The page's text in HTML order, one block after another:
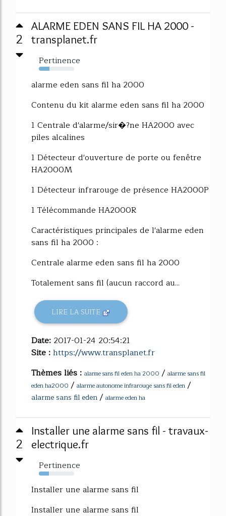
2
ALARME EDEN SANS FIL HA 2000 -
transplanet.fr
Pertinence
30%
alarme eden sans fil ha 2000
Contenu du kit alarme eden sans fil ha 2000
1 Centrale d'alarme/sir�?ne HA2000 avec
piles alcalines
1 Détecteur d'ouverture de porte ou fenêtre
HA2000M
1 Détecteur infrarouge de présence HA2000P
1 Télécommande HA2000R
Caractéristiques principales de l'alarme eden
sans fil ha 2000 :
Centrale alarme eden sans fil ha 2000
Totalement sans fil (aucun raccord au...
LIRE LA SUITE
Date: 2017-01-24 20:54:21
Site :https://www.transplanet.fr
Thèmes liés : alarme sans fil eden ha 2000 / alarme sans fil
eden ha2000 / alarme autonome infrarouge sans fil eden /
alarme sans fil eden/ alarme eden ha
2
Installer une alarme sans fil - travaux-
electrique.fr
Pertinence
28%
Installer une alarme sans fil
Installer une alarme sans fil